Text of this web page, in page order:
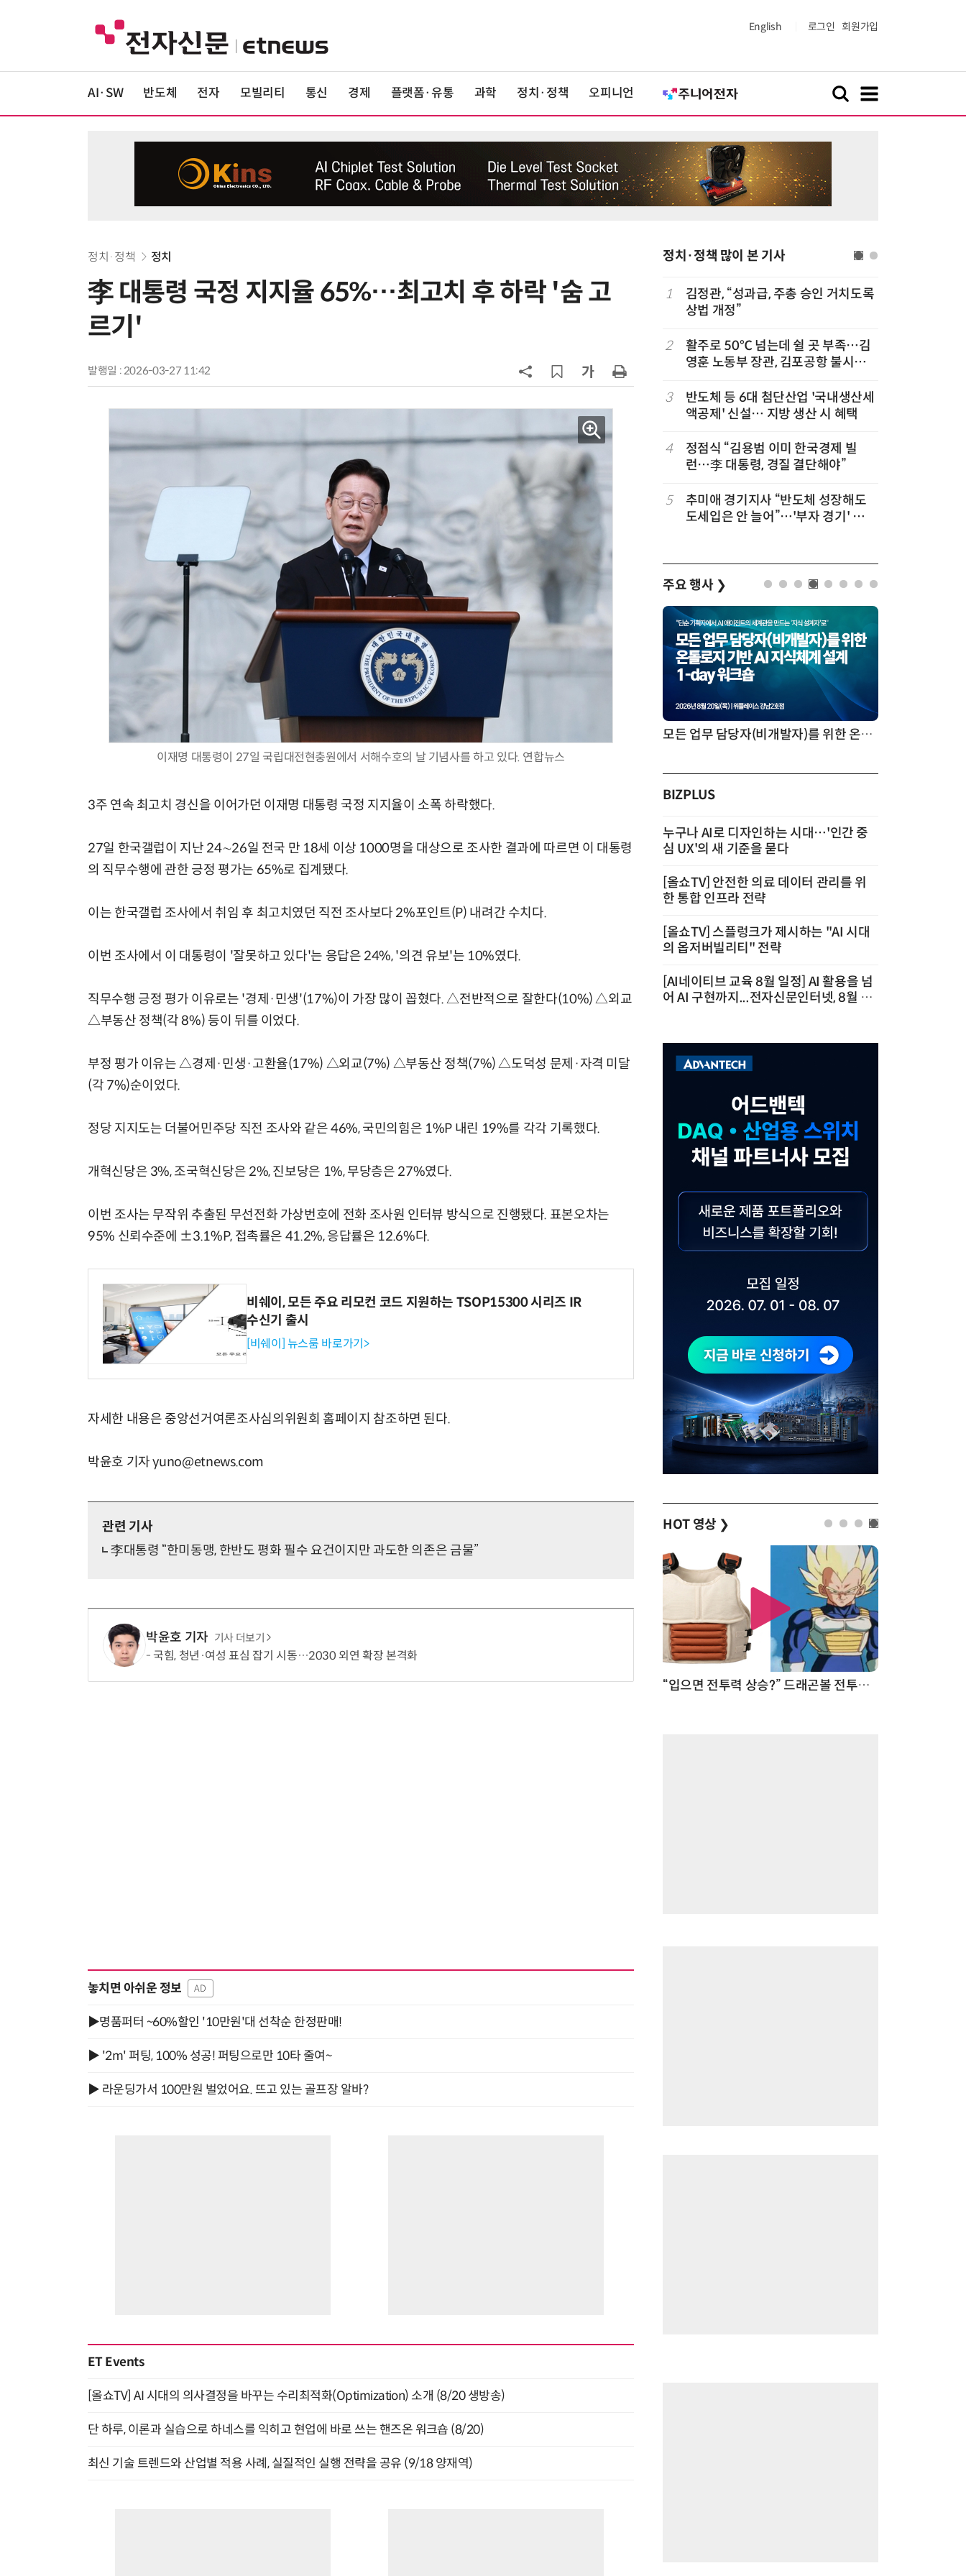
English 로그인 회원가입
AI·SW 반도체 전자 모빌리티 통신 경제 플랫폼·유통 과학 정치·정책 오피니언
정치·정책 정치
李 대통령 국정 지지율 65%…최고치 후 하락 '숨 고
르기'
발행일 : 2026-03-27 11:42
이재명 대통령이 27일 국립대전현충원에서 서해수호의 날 기념사를 하고 있다. 연합뉴스
3주 연속 최고치 경신을 이어가던 이재명 대통령 국정 지지율이 소폭 하락했다.
27일 한국갤럽이 지난 24∼26일 전국 만 18세 이상 1000명을 대상으로 조사한 결과에 따르면 이 대통령
의 직무수행에 관한 긍정 평가는 65%로 집계됐다.
이는 한국갤럽 조사에서 취임 후 최고치였던 직전 조사보다 2%포인트(P) 내려간 수치다.
이번 조사에서 이 대통령이 '잘못하고 있다'는 응답은 24%, '의견 유보'는 10%였다.
직무수행 긍정 평가 이유로는 '경제·민생'(17%)이 가장 많이 꼽혔다. △전반적으로 잘한다(10%) △외교
△부동산 정책(각 8%) 등이 뒤를 이었다.
부정 평가 이유는 △경제·민생·고환율(17%) △외교(7%) △부동산 정책(7%) △도덕성 문제·자격 미달
(각 7%)순이었다.
정당 지지도는 더불어민주당 직전 조사와 같은 46%, 국민의힘은 1%P 내린 19%를 각각 기록했다.
개혁신당은 3%, 조국혁신당은 2%, 진보당은 1%, 무당층은 27%였다.
이번 조사는 무작위 추출된 무선전화 가상번호에 전화 조사원 인터뷰 방식으로 진행됐다. 표본오차는
95% 신뢰수준에 ±3.1%P, 접촉률은 41.2%, 응답률은 12.6%다.
비쉐이, 모든 주요 리모컨 코드 지원하는 TSOP15300 시리즈 IR
수신기 출시
[비쉐이] 뉴스룸 바로가기>
자세한 내용은 중앙선거여론조사심의위원회 홈페이지 참조하면 된다.
박윤호 기자 yuno@etnews.com
관련 기사
李대통령 “한미동맹, 한반도 평화 필수 요건이지만 과도한 의존은 금물”
박윤호 기자 기사 더보기
국힘, 청년·여성 표심 잡기 시동…2030 외연 확장 본격화
놓치면 아쉬운 정보 AD
▶명품퍼터 ~60%할인 '10만원'대 선착순 한정판매!
▶ '2m' 퍼팅, 100% 성공! 퍼팅으로만 10타 줄여~
▶ 라운딩가서 100만원 벌었어요. 뜨고 있는 골프장 알바?
ET Events
[올쇼TV] AI 시대의 의사결정을 바꾸는 수리최적화(Optimization) 소개 (8/20 생방송)
단 하루, 이론과 실습으로 하네스를 익히고 현업에 바로 쓰는 핸즈온 워크숍 (8/20)
최신 기술 트렌드와 산업별 적용 사례, 실질적인 실행 전략을 공유 (9/18 양재역)
정치·정책 많이 본 기사
6
'李대통령 핵심 참모' 김상호 靑 춘추
폭염일수도 15.7일로 역대 4위
97.1GW 경신 촉각…김성환 기후장
관, 긴급 점검
9
한병도 “장동혁, 李대통령 발언 왜
곡…악의적 정치공세”
박성준 아주대 교수, 공기 중 수분으
로 200㎛ 피부 부착 전지 개발
1
김정관, “성과급, 주총 승인 거치도록
상법 개정”
2
활주로 50℃ 넘는데 쉴 곳 부족…김
영훈 노동부 장관, 김포공항 불시점
3
반도체 등 6대 첨단산업 '국내생산세
액공제' 신설… 지방 생산 시 혜택
4
정점식 “김용범 이미 한국경제 빌
런…李 대통령, 경질 결단해야”
5
추미애 경기지사 “반도체 성장해도
도세입은 안 늘어”…'부자 경기' 착
주요 행사 ❯
체계화 된 데이터가 곧 AI 시대의 경쟁력이다 AI 시대의 의사결정을 바꾸는 수리최적화(Optimization): 실제 산업 적용 사례와 활용 전략
BIZPLUS
누구나 AI로 디자인하는 시대…'인간 중
심 UX'의 새 기준을 묻다
[올쇼TV] 안전한 의료 데이터 관리를 위
한 통합 인프라 전략
[올쇼TV] 스플렁크가 제시하는 "AI 시대
의 옵저버빌리티" 전략
[AI네이티브 교육 8월 일정] AI 활용을 넘
어 AI 구현까지...전자신문인터넷, 8월 실
HOT 영상 ❯
“입으면 전투력 상승?” 드래곤볼 전투복 닮은 중량조끼 “진짜 사람 같네”…소름 돋는 AI 휴머노이드 기술